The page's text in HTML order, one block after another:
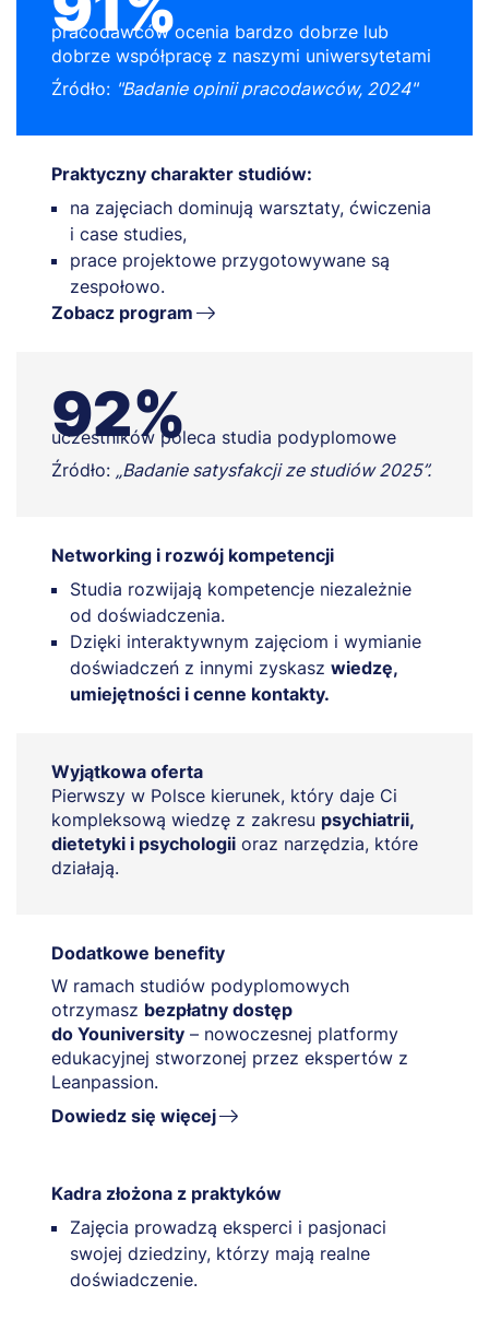
pracodawców ocenia bardzo dobrze lub
dobrze współpracę z naszymi uniwersytetami
Źródło: "Badanie opinii pracodawców, 2024"
Praktyczny charakter studiów:
na zajęciach dominują warsztaty, ćwiczenia
i case studies,
prace projektowe przygotowywane są
zespołowo.
Zobacz program
92%
uczestników poleca studia podyplomowe
Źródło: „Badanie satysfakcji ze studiów 2025”.
Networking i rozwój kompetencji
Studia rozwijają kompetencje niezależnie
od doświadczenia.
Dzięki interaktywnym zajęciom i wymianie
doświadczeń z innymi zyskasz wiedzę,
umiejętności i cenne kontakty.
Wyjątkowa oferta
Pierwszy w Polsce kierunek, który daje Ci
kompleksową wiedzę z zakresu psychiatrii,
dietetyki i psychologii oraz narzędzia, które
działają.
Dodatkowe benefity
W ramach studiów podyplomowych
otrzymasz bezpłatny dostęp
do Youniversity – nowoczesnej platformy
edukacyjnej stworzonej przez ekspertów z
Leanpassion.
Dowiedz się więcej
Kadra złożona z praktyków
Zajęcia prowadzą eksperci i pasjonaci
swojej dziedziny, którzy mają realne
doświadczenie.